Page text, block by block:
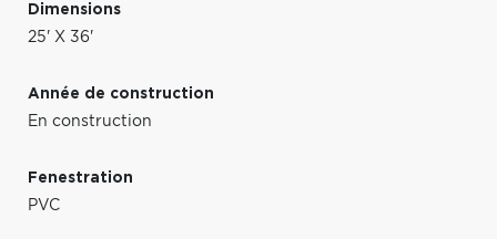
Dimensions
25' X 36'
Année de construction
En construction
Fenestration
PVC